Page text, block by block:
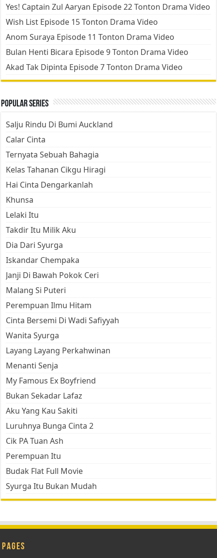
Yes! Captain Zul Aaryan Episode 22 Tonton Drama Video
Wish List Episode 15 Tonton Drama Video
Anom Suraya Episode 11 Tonton Drama Video
Bulan Henti Bicara Episode 9 Tonton Drama Video
Akad Tak Dipinta Episode 7 Tonton Drama Video
Popular Series
Salju Rindu Di Bumi Auckland
Calar Cinta
Ternyata Sebuah Bahagia
Kelas Tahanan Cikgu Hiragi
Hai Cinta Dengarkanlah
Khunsa
Lelaki Itu
Takdir Itu Milik Aku
Dia Dari Syurga
Iskandar Chempaka
Janji Di Bawah Pokok Ceri
Malang Si Puteri
Perempuan Ilmu Hitam
Cinta Bersemi Di Wadi Safiyyah
Wanita Syurga
Layang Layang Perkahwinan
Menanti Senja
My Famous Ex Boyfriend
Bukan Sekadar Lafaz
Aku Yang Kau Sakiti
Luruhnya Bunga Cinta 2
Cik PA Tuan Ash
Perempuan Itu
Budak Flat Full Movie
Syurga Itu Bukan Mudah
Pages